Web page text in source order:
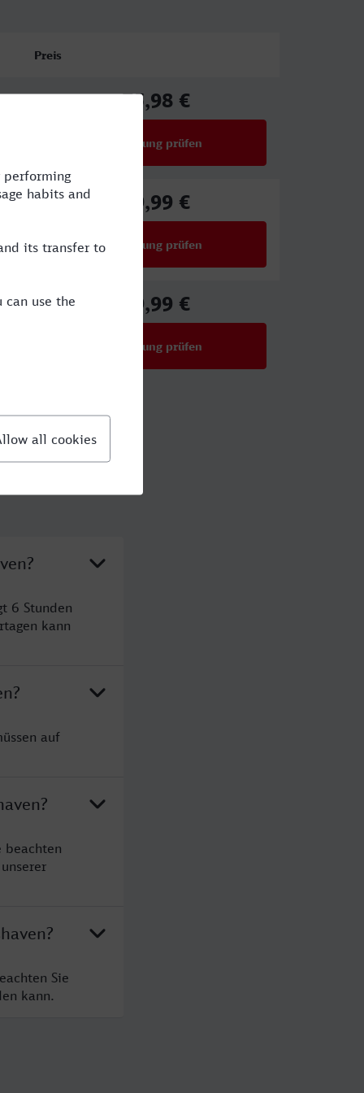
Preis
75,98 €
Verbindung prüfen
59,99 €
Verbindung prüfen
59,99 €
Verbindung prüfen
6 Stunden
kann
auf
beachten
Sie
kann.